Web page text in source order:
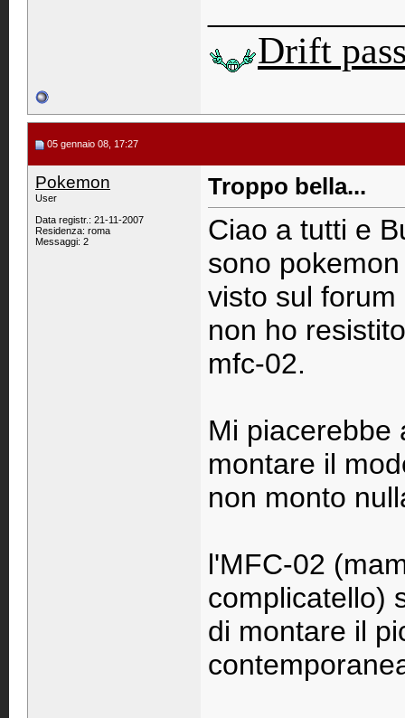
Drift
05 gennaio 08, 17:27
Pokemon
User
Data registr.: 21-11-2007
Residenza: roma
Messaggi: 2
Troppo bella...
Ciao a tutti e
sono
visto sul
non ho
mfc-02.
Mi piacerebbe
montare il
non monto
l'MFC-02
complicatello)
di montare il